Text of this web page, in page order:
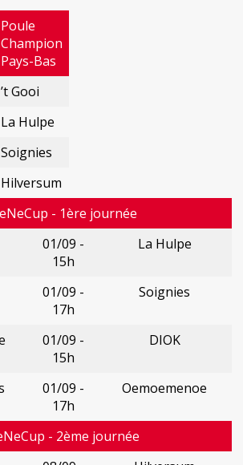
Poule
Champion
Pays-Bas
’t Gooi
La Hulpe
Soignies
Hilversum
- 1ère journée
01/09 -
15h
La Hulpe
01/09 -
17h
Soignies
01/09 -
15h
DIOK
01/09 -
17h
Oemoemenoe
- 2ème journée